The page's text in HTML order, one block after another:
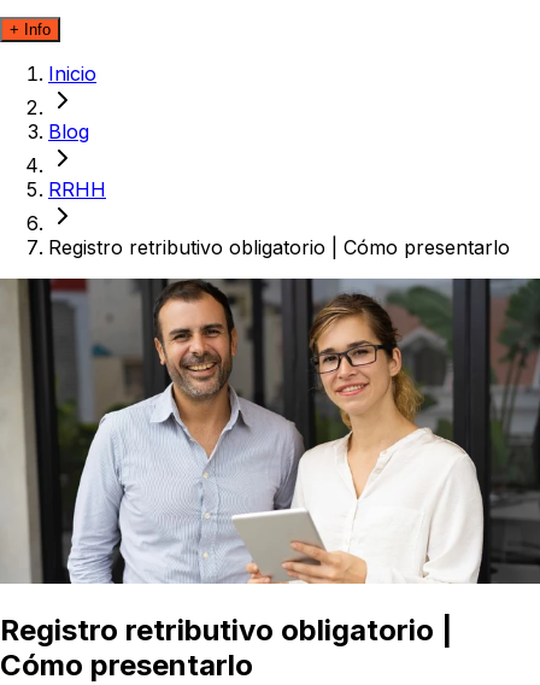
+ Info
Inicio
Blog
RRHH
Registro retributivo obligatorio | Cómo presentarlo
Registro retributivo obligatorio |
Cómo presentarlo